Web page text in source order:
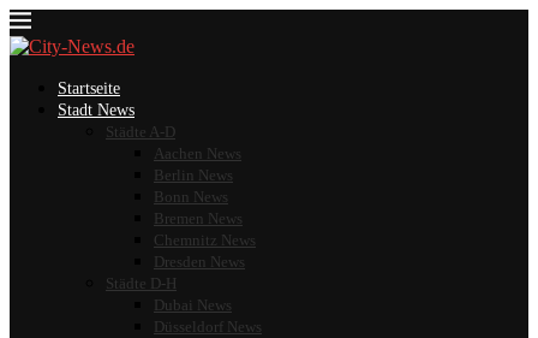
Startseite
Stadt News
Städte A-D
Aachen News
Berlin News
Bonn News
Bremen News
Chemnitz News
Dresden News
Städte D-H
Dubai News
Düsseldorf News